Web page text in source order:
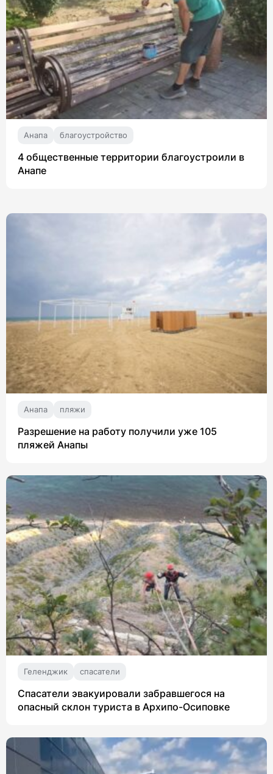
Анапа благоустройство
4 общественные территории благоустроили в
Анапе
Анапа пляжи
Разрешение на работу получили уже 105
пляжей Анапы
Геленджик спасатели
Спасатели эвакуировали забравшегося на
опасный склон туриста в Архипо-Осиповке